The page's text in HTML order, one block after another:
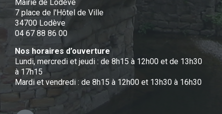
Mairie de Lodève
7 place de l'Hôtel de Ville
34700 Lodève
04 67 88 86 00
Nos horaires d’ouverture
Lundi, mercredi et jeudi : de 8h15 à 12h00 et de 13h30
à 17h15
Mardi et vendredi : de 8h15 à 12h00 et 13h30 à 16h30